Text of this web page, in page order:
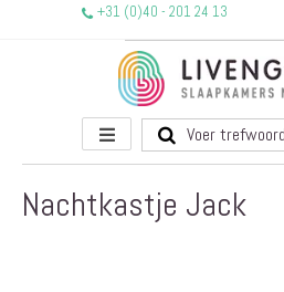
+31 (0)40 - 201 24 13
Toggle
Nav
Nachtkastje Jack